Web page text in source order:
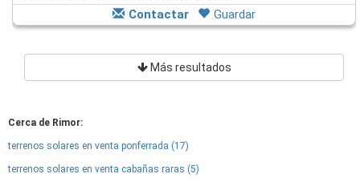
Contactar Guardar
Más resultados
Cerca de Rimor:
terrenos solares en venta ponferrada (17)
terrenos solares en venta cabañas raras (5)